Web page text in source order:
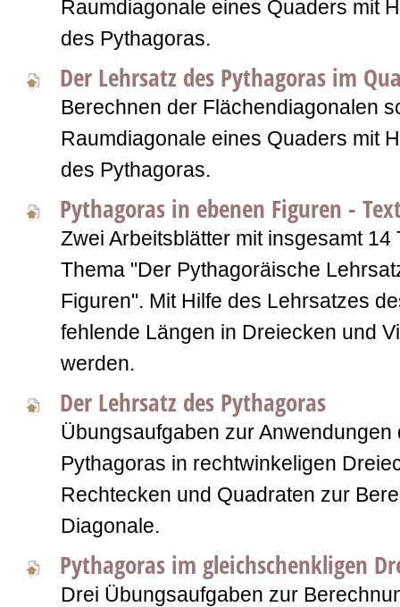
Raumdiagonale eines Quaders mit
des Pythagoras.
Der Lehrsatz des Pythagoras im
Berechnen der Flächendiagonalen
Raumdiagonale eines Quaders mit
des Pythagoras.
Pythagoras in ebenen Figuren -
Zwei Arbeitsblätter mit insgesamt 14
Thema "Der Pythagoräische
Figuren". Mit Hilfe des Lehrsatzes
fehlende Längen in Dreiecken und
werden.
Der Lehrsatz des Pythagoras
Übungsaufgaben zur
Pythagoras in rechtwinkeligen
Rechtecken und Quadraten zur
Diagonale.
Pythagoras im gleichschenkligen
Drei Übungsaufgaben zur